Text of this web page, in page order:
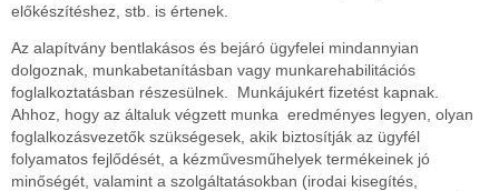
előkészítéshez, stb. is értenek.
Az alapítvány bentlakásos és bejáró ügyfelei mindannyian
dolgoznak, munkabetanításban vagy munkarehabilitációs
foglalkoztatásban részesülnek. Munkájukért fizetést kapnak.
Ahhoz, hogy az általuk végzett munka eredményes legyen, olyan
foglalkozásvezetők szükségesek, akik biztosítják az ügyfél
folyamatos fejlődését, a kézművesműhelyek termékeinek jó
minőségét, valamint a szolgáltatásokban (irodai kisegítés,